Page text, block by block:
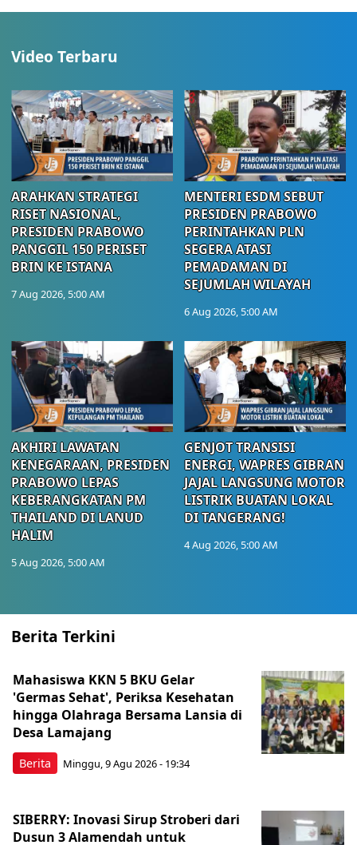
Video Terbaru
ARAHKAN STRATEGI
RISET NASIONAL,
PRESIDEN PRABOWO
PANGGIL 150 PERISET
BRIN KE ISTANA
7 Aug 2026, 5:00 AM
MENTERI ESDM SEBUT
PRESIDEN PRABOWO
PERINTAHKAN PLN
SEGERA ATASI
PEMADAMAN DI
SEJUMLAH WILAYAH
6 Aug 2026, 5:00 AM
AKHIRI LAWATAN
KENEGARAAN, PRESIDEN
PRABOWO LEPAS
KEBERANGKATAN PM
THAILAND DI LANUD
HALIM
5 Aug 2026, 5:00 AM
GENJOT TRANSISI
ENERGI, WAPRES GIBRAN
JAJAL LANGSUNG MOTOR
LISTRIK BUATAN LOKAL
DI TANGERANG!
4 Aug 2026, 5:00 AM
Berita Terkini
Berita
Mahasiswa KKN 5 BKU Gelar
'Germas Sehat', Periksa Kesehatan
hingga Olahraga Bersama Lansia di
Desa Lamajang
Minggu, 9 Agu 2026 - 19:34
SIBERRY: Inovasi Sirup Stroberi dari
Dusun 3 Alamendah untuk